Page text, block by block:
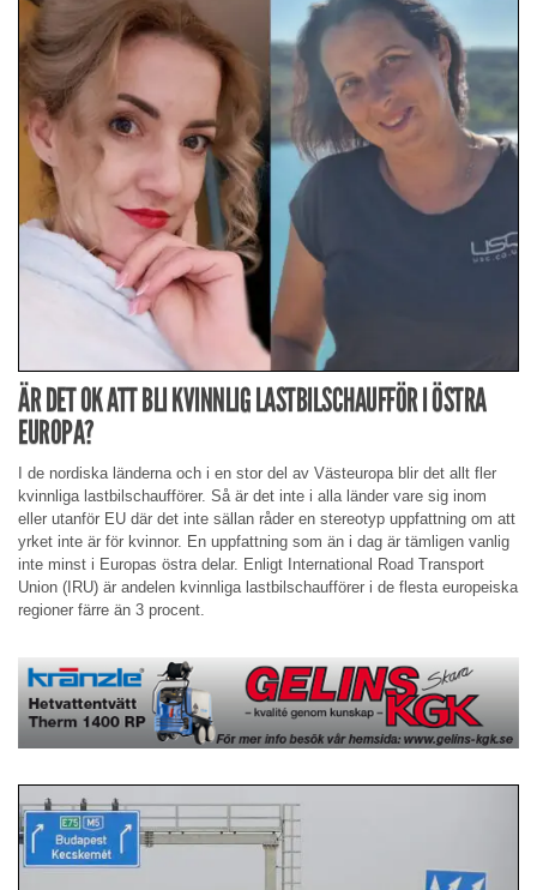
ÄR DET OK ATT BLI KVINNLIG LASTBILSCHAUFFÖR I ÖSTRA
EUROPA?
I de nordiska länderna och i en stor del av Västeuropa blir det allt fler
kvinnliga lastbilschaufförer. Så är det inte i alla länder vare sig inom
eller utanför EU där det inte sällan råder en stereotyp uppfattning om att
yrket inte är för kvinnor. En uppfattning som än i dag är tämligen vanlig
inte minst i Europas östra delar. Enligt International Road Transport
Union (IRU) är andelen kvinnliga lastbilschaufförer i de flesta europeiska
regioner färre än 3 procent.